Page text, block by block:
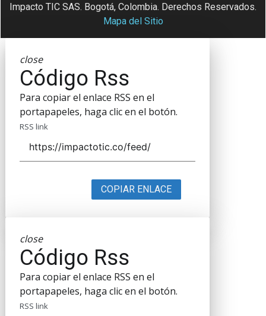
Impacto TIC SAS. Bogotá, Colombia. Derechos Reservados.
Mapa del Sitio
close
Código Rss
Para copiar el enlace RSS en el
portapapeles, haga clic en el botón.
RSS link
COPIAR ENLACE
close
Código Rss
Para copiar el enlace RSS en el
portapapeles, haga clic en el botón.
RSS link